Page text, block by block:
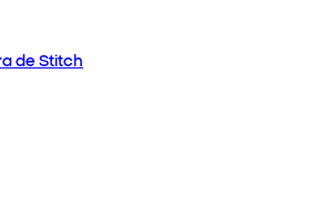
de Stitch